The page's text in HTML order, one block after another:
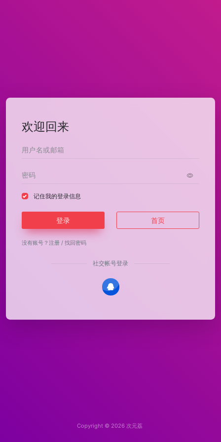
欢迎回来
记住我的登录信息
登录 首页
没有账号？ 注册 / 找回密码
社交帐号登录
Copyright © 2026 次元荔